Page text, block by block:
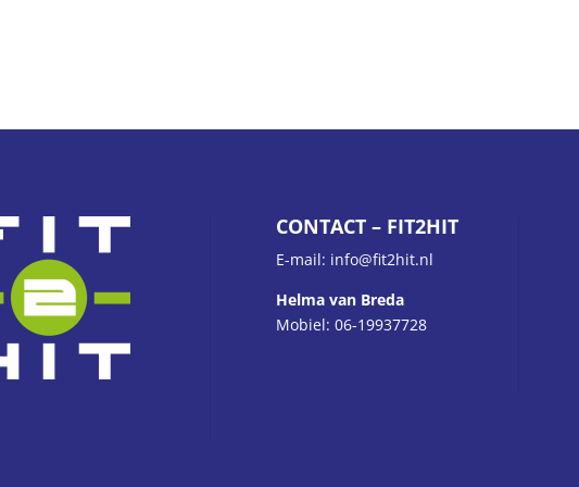
CONTACT – FIT2HIT
E-mail: info@fit2hit.nl
Helma van Breda
Mobiel: 06-19937728